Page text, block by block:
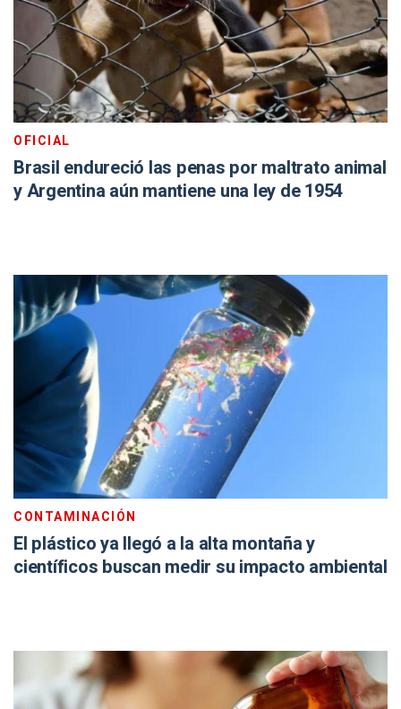
OFICIAL
Brasil endureció las penas por maltrato animal
y Argentina aún mantiene una ley de 1954
CONTAMINACIÓN
El plástico ya llegó a la alta montaña y
científicos buscan medir su impacto ambiental